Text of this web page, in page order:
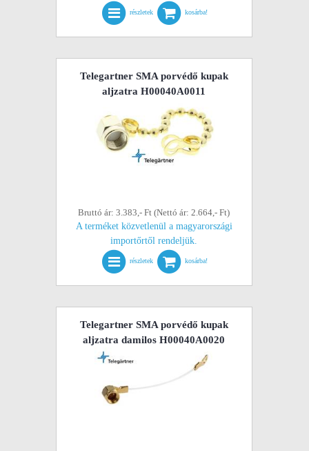
részletek kosárba!
Telegartner SMA porvédő kupak
aljzatra H00040A0011
Bruttó ár: 3.383,- Ft (Nettó ár: 2.664,- Ft)
A terméket közvetlenül a magyarországi
importőrtől rendeljük.
részletek kosárba!
Telegartner SMA porvédő kupak
aljzatra damilos H00040A0020